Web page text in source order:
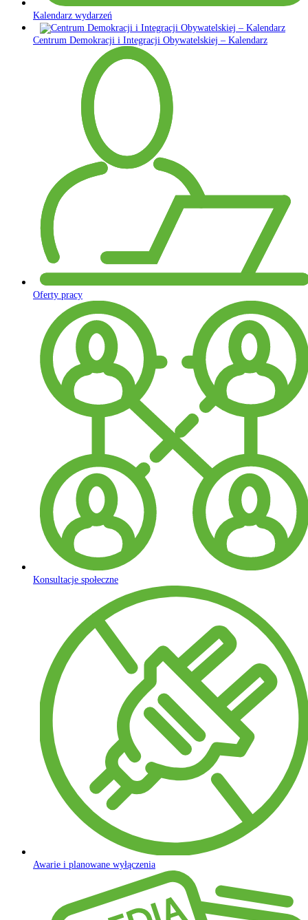
Kalendarz wydarzeń
Centrum Demokracji i Integracji Obywatelskiej – Kalendarz
Oferty pracy
Konsultacje społeczne
Awarie i planowane wyłączenia